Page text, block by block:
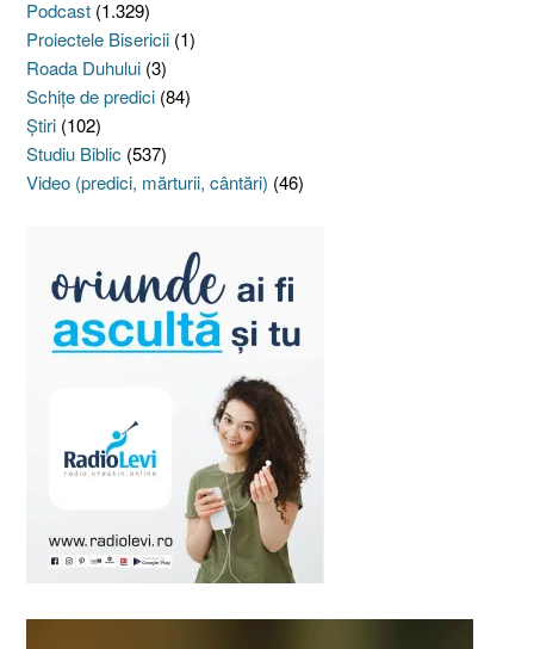
Podcast (1.329)
Proiectele Bisericii (1)
Roada Duhului (3)
Schiţe de predici (84)
Ştiri (102)
Studiu Biblic (537)
Video (predici, mărturii, cântări) (46)